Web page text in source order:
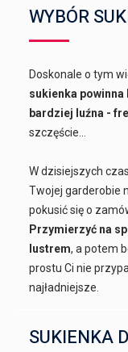
WYBÓR
Doskonale o tym
sukienka powinna
bardziej luźna -
szczęście...
W dzisiejszych
Twojej garderobie
pokusić się o
Przymierzyć na
lustrem, a potem
prostu Ci nie
najładniejsze.
SUKIENKA